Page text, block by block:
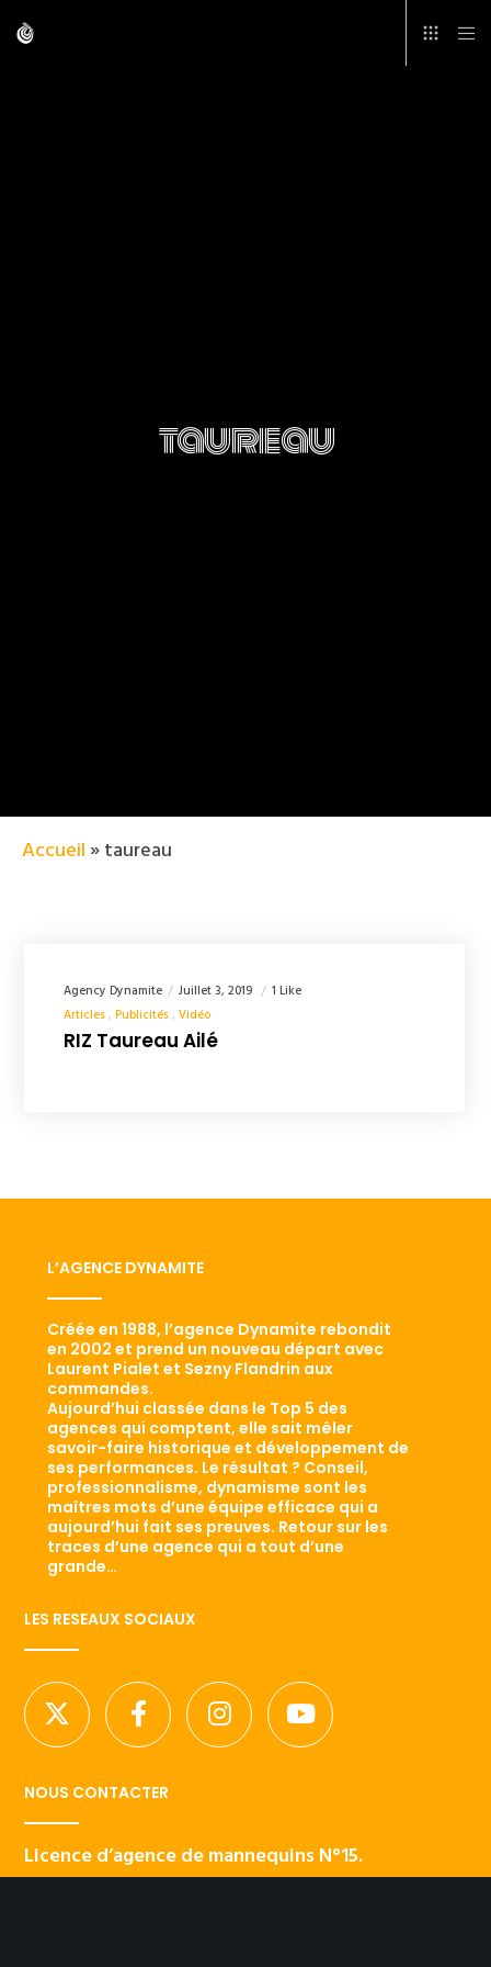
taureau
Accueil »taureau
Agency Dynamite Juillet 3, 2019
1 Like
Articles Publicités Vidéo
RIZ Taureau Ailé
L’AGENCE DYNAMITE
Créée en 1988, l’agence Dynamite rebondit
en 2002 et prend un nouveau départ avec
Laurent Pialet et Sezny Flandrin aux
commandes.
Aujourd’hui classée dans le Top 5 des
agences qui comptent, elle sait mêler
savoir-faire historique et développement de
ses performances. Le résultat ? Conseil,
professionnalisme, dynamisme sont les
maîtres mots d’une équipe efficace qui a
aujourd’hui fait ses preuves. Retour sur les
traces d’une agence qui a tout d’une
grande…
LES RESEAUX SOCIAUX
NOUS CONTACTER
Licence d’agence de mannequins N°15.